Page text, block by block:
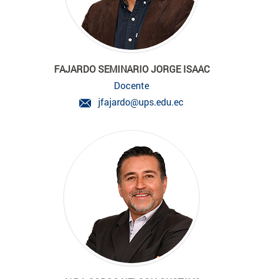
FAJARDO SEMINARIO JORGE ISAAC
Docente
jfajardo@ups.edu.ec